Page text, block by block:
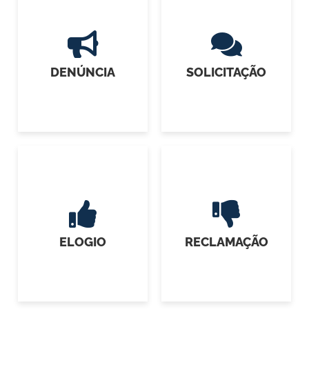
DENÚNCIA SOLICITAÇÃO
ELOGIO RECLAMAÇÃO